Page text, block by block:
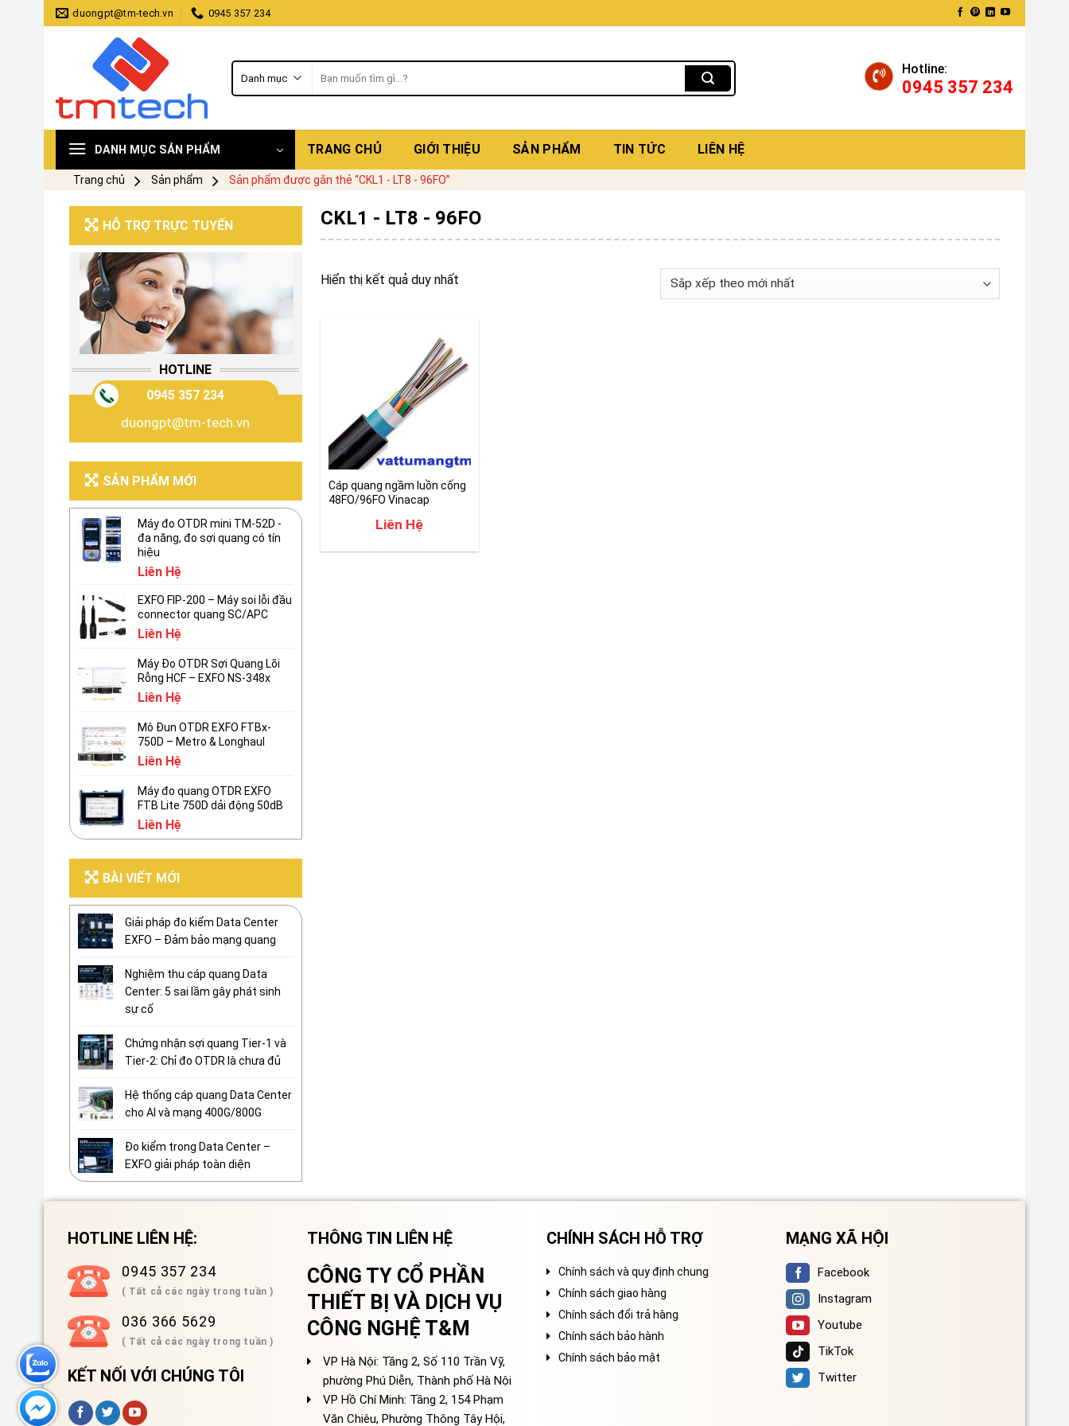
Skip
to
duongpt@tm-tech.vn 0945 357 234
kiếm:
Hotline:
0945 357 234
DANH MỤC SẢN PHẨM TRANG CHỦ GIỚI THIỆU SẢN PHẨM TIN TỨC LIÊN HỆ
Trang chủ Sản phẩm Sản phẩm được gắn thẻ “CKL1 - LT8 - 96FO”
HỖ TRỢ TRỰC TUYẾN
HOTLINE
0945 357 234
duongpt@tm-tech.vn
SẢN PHẨM MỚI
Máy đo OTDR mini TM-52D -
đa năng, đo sợi quang có tín
hiệu
Liên Hệ
EXFO FIP-200 – Máy soi lỗi đầu
connector quang SC/APC
Liên Hệ
Máy Đo OTDR Sợi Quang Lõi
Rỗng HCF – EXFO NS-348x
Liên Hệ
Mô Đun OTDR EXFO FTBx-
750D – Metro & Longhaul
Liên Hệ
Máy đo quang OTDR EXFO
FTB Lite 750D dải động 50dB
Liên Hệ
BÀI VIẾT MỚI
Giải pháp đo kiểm Data Center
EXFO – Đảm bảo mạng quang
Nghiệm thu cáp quang Data
Center: 5 sai lầm gây phát sinh
sự cố
Chứng nhận sợi quang Tier-1 và
Tier-2: Chỉ đo OTDR là chưa đủ
Hệ thống cáp quang Data Center
cho AI và mạng 400G/800G
Đo kiểm trong Data Center –
EXFO giải pháp toàn diện
CKL1 - LT8 - 96FO
Hiển thị kết quả duy nhất
Cáp quang ngầm luồn cống
48FO/96FO Vinacap
Liên Hệ
HOTLINE LIÊN HỆ:
0945 357 234
( Tất cả các ngày trong tuần )
036 366 5629
( Tất cả các ngày trong tuần )
KẾT NỐI VỚI CHÚNG TÔI
THÔNG TIN LIÊN HỆ
CÔNG TY CỔ PHẦN
THIẾT BỊ VÀ DỊCH VỤ
CÔNG NGHỆ T&M
VP Hà Nội: Tầng 2, Số 110 Trần Vỹ,
phường Phú Diễn, Thành phố Hà Nội
VP Hồ Chí Minh: Tầng 2, 154 Phạm
Văn Chiêu, Phường Thông Tây Hội,
CHÍNH SÁCH HỖ TRỢ
Chính sách và quy định chung
Chính sách giao hàng
Chính sách đổi trả hàng
Chính sách bảo hành
Chính sách bảo mật
MẠNG XÃ HỘI
Facebook
Instagram
Youtube
TikTok
Twitter